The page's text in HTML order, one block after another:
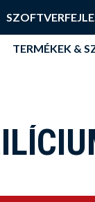
TERMÉKEK &
TERMÉKEK &